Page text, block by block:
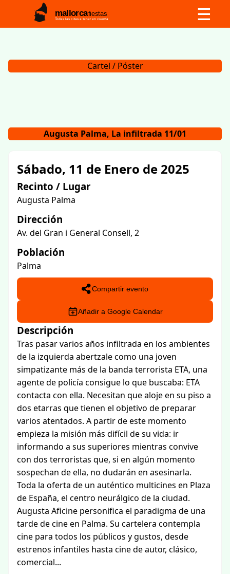
mallorcafiestas
Todas las citas a tener en cuenta ☰
Cartel / Póster
Augusta Palma, La infiltrada 11/01
Sábado, 11 de Enero de 2025
Recinto / Lugar
Augusta Palma
Dirección
Av. del Gran i General Consell, 2
Población
Palma
Compartir evento
Añadir a Google Calendar
Descripción
Tras pasar varios años infiltrada en los ambientes
de la izquierda abertzale como una joven
simpatizante más de la banda terrorista ETA, una
agente de policía consigue lo que buscaba: ETA
contacta con ella. Necesitan que aloje en su piso a
dos etarras que tienen el objetivo de preparar
varios atentados. A partir de este momento
empieza la misión más difícil de su vida: ir
informando a sus superiores mientras convive
con dos terroristas que, si en algún momento
sospechan de ella, no dudarán en asesinarla.
Toda la oferta de un auténtico multicines en Plaza
de España, el centro neurálgico de la ciudad.
Augusta Aficine personifica el paradigma de una
tarde de cine en Palma. Su cartelera contempla
cine para todos los públicos y gustos, desde
estrenos infantiles hasta cine de autor, clásico,
comercial...